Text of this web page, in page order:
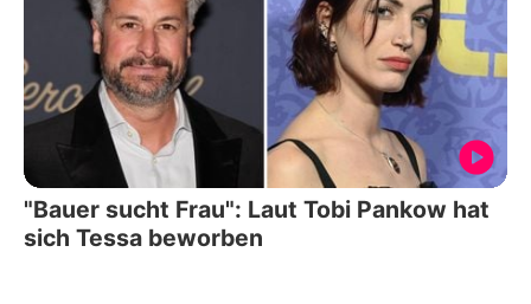
"Bauer sucht Frau": Laut Tobi Pankow hat
sich Tessa beworben